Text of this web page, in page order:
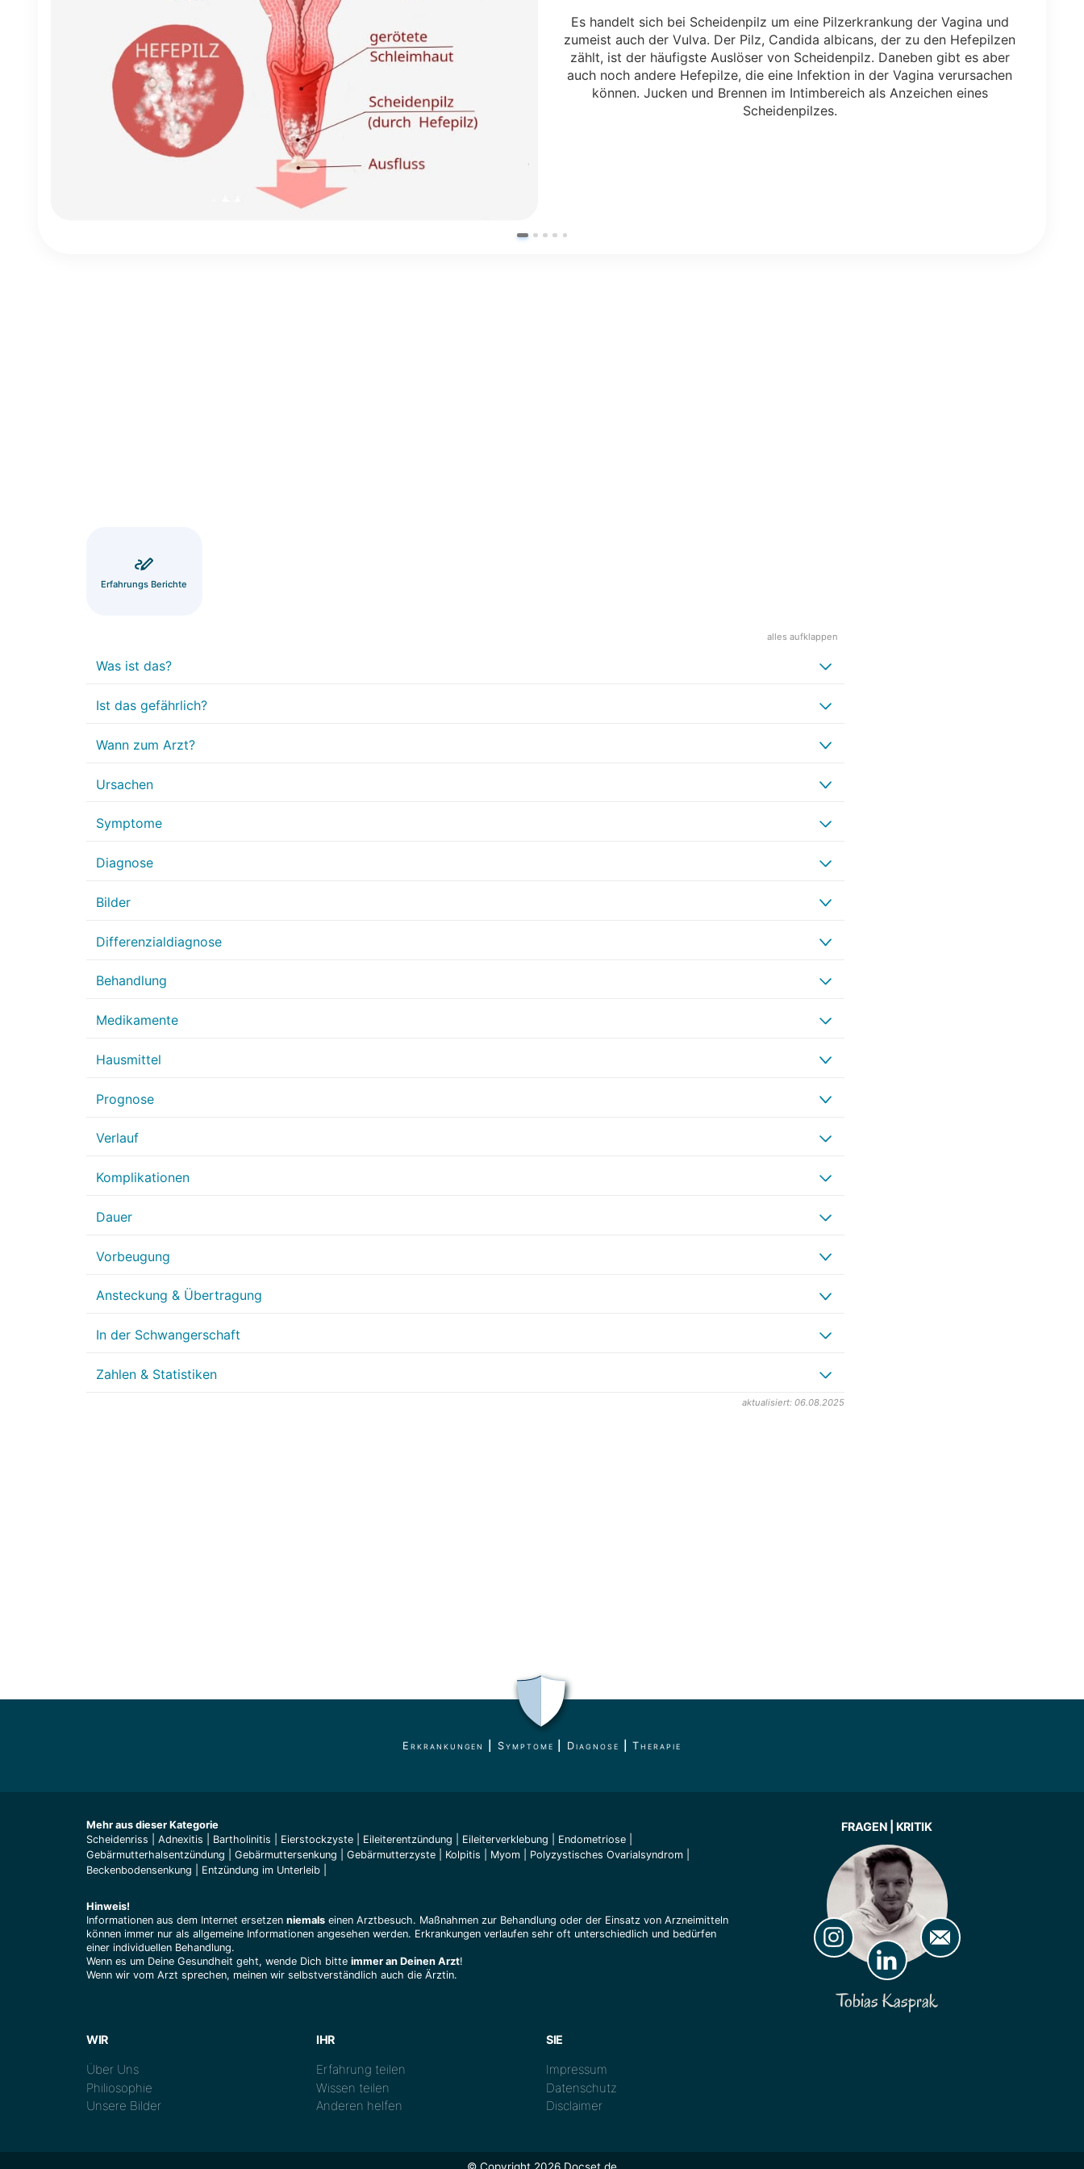
Es handelt sich bei Scheidenpilz um eine Pilzerkrankung der Vagina und
zumeist auch der Vulva. Der Pilz, Candida albicans, der zu den Hefepilzen
zählt, ist der häufigste Auslöser von Scheidenpilz. Daneben gibt es aber
auch noch andere Hefepilze, die eine Infektion in der Vagina verursachen
können. Jucken und Brennen im Intimbereich als Anzeichen eines
Scheidenpilzes.
Erfahrungs Berichte
alles aufklappen
Was ist das?
Ist das gefährlich?
Wann zum Arzt?
Ursachen
Symptome
Diagnose
Bilder
Differenzialdiagnose
Behandlung
Medikamente
Hausmittel
Prognose
Verlauf
Komplikationen
Dauer
Vorbeugung
Ansteckung & Übertragung
In der Schwangerschaft
Zahlen & Statistiken
aktualisiert: 06.08.2025
Erkrankungen Symptome Diagnose |Therapie
Mehr aus dieser Kategorie
Scheidenriss
Adnexitis Bartholinitis Eierstockzyste Eileiterentzündung Eileiterverklebung Endometriose
Gebärmutterhalsentzündung
Gebärmuttersenkung Gebärmutterzyste Kolpitis Myom Polyzystisches Ovarialsyndrom
Beckenbodensenkung
Entzündung im Unterleib
Hinweis!
Informationen aus dem Internet ersetzen niemals einen Arztbesuch. Maßnahmen zur Behandlung oder der Einsatz von Arzneimitteln
können immer nur als allgemeine Informationen angesehen werden. Erkrankungen verlaufen sehr oft unterschiedlich und bedürfen
einer individuellen Behandlung.
Wenn es um Deine Gesundheit geht, wende Dich bitte immer an Deinen Arzt!
Wenn wir vom Arzt sprechen, meinen wir selbstverständlich auch die Ärztin.
WIR
Über Uns
Philiosophie
Unsere Bilder
IHR
Erfahrung teilen
Wissen teilen
Anderen helfen
SIE
Impressum
Datenschutz
Disclaimer
FRAGEN | KRITIK
Tobias Kasprak
© Copyright 2026 Docset.de